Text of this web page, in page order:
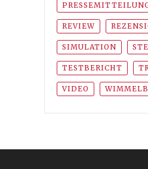
REVIEW
SIMULATION
TESTBERICHT
VIDEO